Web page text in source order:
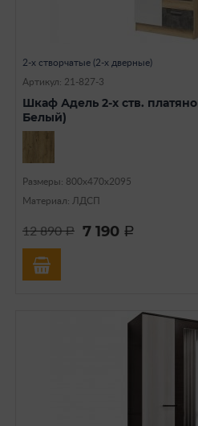
2-х створчатые (2-х дверные)
Артикул: 21-827-3
Шкаф Адель 2-х ств.
Белый)
Размеры: 800х470х2095
Материал: ЛДСП
12 890a 7 190 a